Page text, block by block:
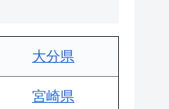
大分県
宮崎県